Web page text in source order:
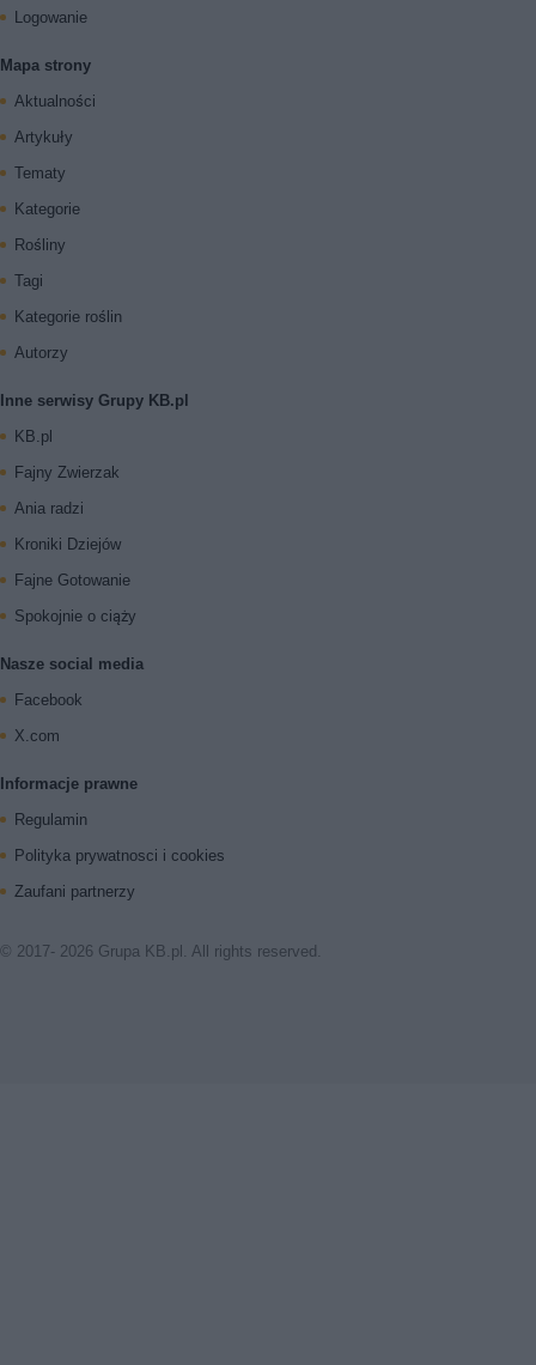
Logowanie
Mapa strony
Aktualności
Artykuły
Tematy
Kategorie
Rośliny
Tagi
Kategorie roślin
Autorzy
Inne serwisy Grupy KB.pl
KB.pl
Fajny Zwierzak
Ania radzi
Kroniki Dziejów
Fajne Gotowanie
Spokojnie o ciąży
Nasze social media
Facebook
X.com
Informacje prawne
Regulamin
Polityka prywatnosci i cookies
Zaufani partnerzy
© 2017- 2026 Grupa KB.pl. All rights reserved.